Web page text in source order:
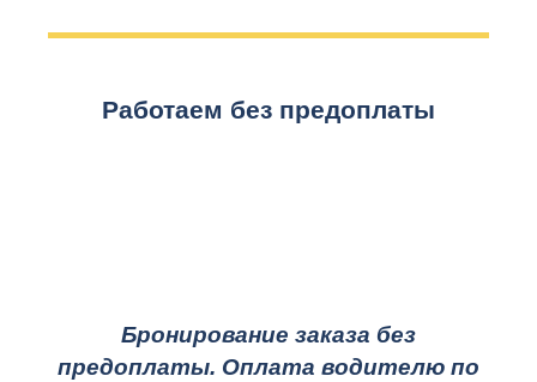
Работаем без предоплаты
Бронирование заказа без
предоплаты. Оплата водителю по